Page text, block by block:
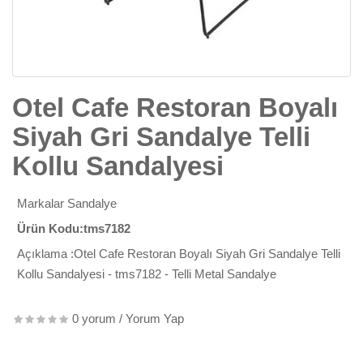
Otel Cafe Restoran Boyalı
Siyah Gri Sandalye Telli
Kollu Sandalyesi
Markalar Sandalye
Ürün Kodu:tms7182
Açıklama :Otel Cafe Restoran Boyalı Siyah Gri Sandalye Telli
Kollu Sandalyesi - tms7182 - Telli Metal Sandalye
0 yorum / Yorum Yap